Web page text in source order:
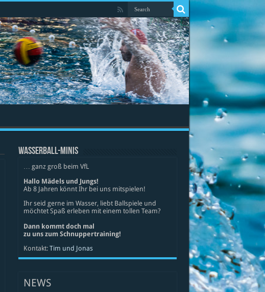
WASSERBALL-MINIS
… ganz groß beim VfL
Hallo Mädels und Jungs!
Ab 8 Jahren könnt Ihr bei uns mitspielen!
Ihr seid gerne im Wasser, liebt Ballspiele und
möchtet Spaß erleben mit einem tollen Team?
Dann kommt doch mal
zu uns zum Schnuppertraining!
Kontakt: Tim und Jonas
NEWS